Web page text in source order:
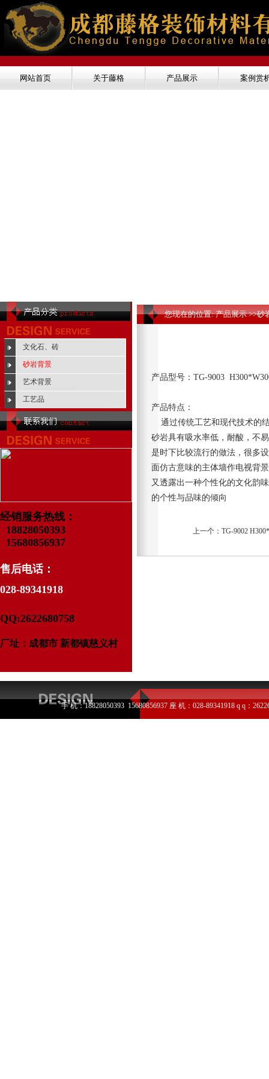
网站首页 关于藤格 产品展示 案例赏
文化石、砖
砂岩背景
艺术背景
工艺品
经销服务热线：
18828050393
15680856937
售后电话：
028-89341918
QQ:2622680758
厂址：成都市 新都镇慈义村
您现在的位置: 产品展示 >>
产品型号： TG-9003
产品特点：
通过传统工艺和现代技术的
砂岩具有吸水率低，耐酸，不
是时下比较流行的做法，很多
面仿古意味的主体墙作电视背
又透露出一种个性化的文化韵
的个性与品味的倾向
上一个： TG-9002
手 机：18828050393 15680856937 座 机：028-89341918 q q：